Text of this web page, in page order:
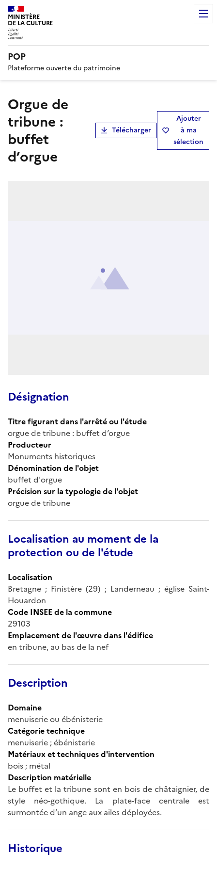
MINISTÈRE
DE LA CULTURE
POP
Plateforme ouverte du patrimoine
orgue de
tribune :
buffet
d’orgue
Télécharger
Ajouter
à ma
sélection
Désignation
Titre figurant dans l'arrêté ou l'étude
orgue de tribune : buffet d’orgue
Producteur
Monuments historiques
Dénomination de l'objet
buffet d'orgue
Précision sur la typologie de l'objet
orgue de tribune
Localisation au moment de la
protection ou de l'étude
Localisation
Bretagne ; Finistère (29) ; Landerneau ; église Saint-
Houardon
Code INSEE de la commune
29103
Emplacement de l'œuvre dans l'édifice
en tribune, au bas de la nef
Description
Domaine
menuiserie ou ébénisterie
Catégorie technique
menuiserie ; ébénisterie
Matériaux et techniques d'intervention
bois ; métal
Description matérielle
Le buffet et la tribune sont en bois de châtaignier, de
style néo-gothique. La plate-face centrale est
surmontée d’un ange aux ailes déployées.
Historique